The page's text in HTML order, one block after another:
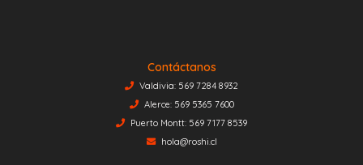
Contáctanos
Valdivia: 569 7284 8932
Alerce: 569 5365 7600
Puerto Montt: 569 7177 8539
hola@roshi.cl